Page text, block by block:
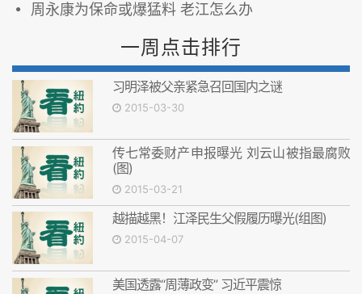
周永康为保命或爆猛料 老江怎么办
一周点击排行
习明泽被父亲紧急召回国内之谜
2015-03-30
传七常委财产申报曝光 刘云山被指最腐败
(图)
2015-03-21
越描越黑！江泽民生父假履历曝光(组图)
2015-04-07
美国透露“周薄政变” 习近平震惊